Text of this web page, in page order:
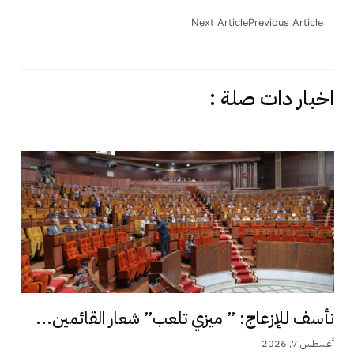
Previous Article
Next Article
اخبار دات صلة :
نأسف للإزعاج: ” ميزي تلعب” شعار القائمين...
أغسطس 7, 2026